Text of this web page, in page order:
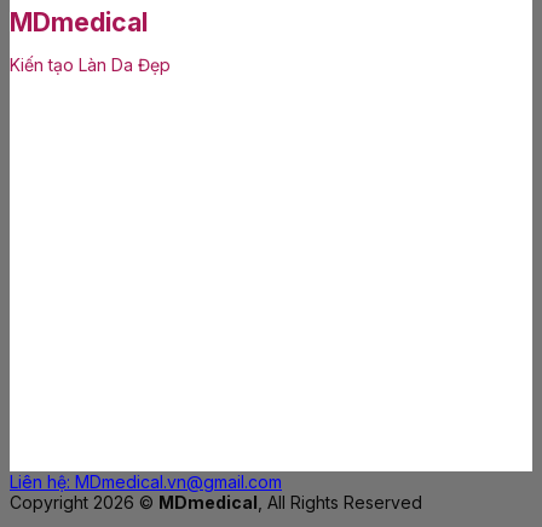
MDmedical
Kiến tạo Làn Da Đẹp
Liên hệ: MDmedical.vn@gmail.com
Copyright 2026 © MDmedical , All Rights Reserved